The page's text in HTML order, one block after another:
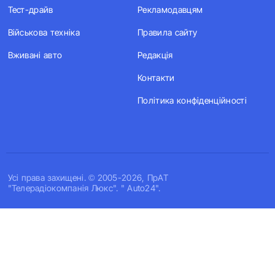
Усi права захищенi. © 2005-2026, ПрАТ
"Телерадіокомпанія Люкс". " Auto24".
Тест-драйв
Військова техніка
Вживані авто
Рекламодавцям
Правила сайту
Редакція
Контакти
Політика конфіденційності